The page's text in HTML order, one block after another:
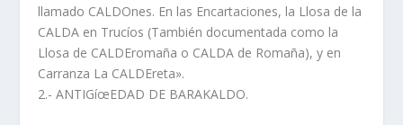
llamado CALDOnes. En las Encartaciones, la Llosa de la
CALDA en Trucí­os (También documentada como la
Llosa de CALDEromaña o CALDA de Romaña), y en
Carranza La CALDEreta».
2.- ANTIGíœEDAD DE BARAKALDO.